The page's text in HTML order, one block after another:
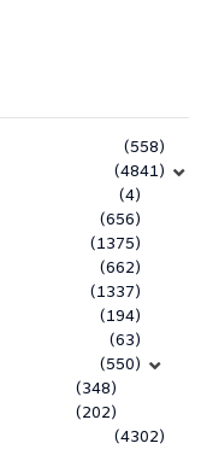
(558)
(4841)
(4)
(656)
(1375)
(662)
(1337)
(194)
(63)
(550)
(348)
(202)
(4302)